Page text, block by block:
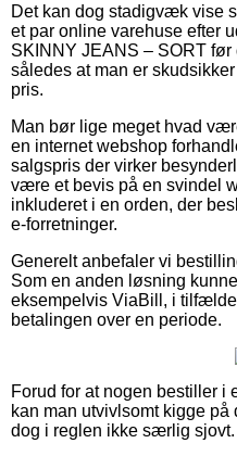
Det kan dog stadigvæk vise
et par online varehuse efter
SKINNY JEANS – SORT
således at man er
pris.
Man bør lige meget hvad
en internet webshop
salgspris der virker
være et bevis på en svindel
inkluderet i en orden, der
e-forretninger.
Generelt anbefaler vi
Som en anden løsning
eksempelvis ViaBill, i
betalingen over en periode.
Forud for at nogen bestiller i
kan man utvivlsomt kigge
dog i reglen ikke særlig sjovt.